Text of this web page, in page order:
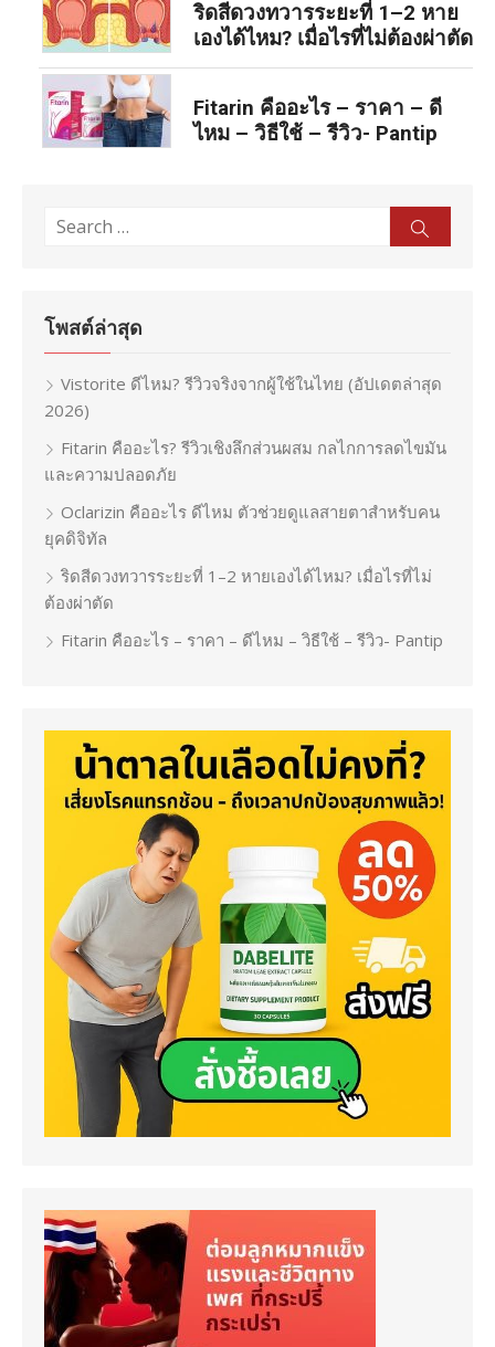
ริดสีดวงทวารระยะที่ 1–2 หาย
เองได้ไหม? เมื่อไรที่ไม่ต้องผ่าตัด
Fitarin คืออะไร – ราคา – ดี
ไหม – วิธีใช้ – รีวิว- Pantip
Search
โพสต์ล่าสุด
Vistorite ดีไหม? รีวิวจริงจากผู้ใช้ในไทย (อัปเดตล่าสุด
2026)
Fitarin คืออะไร? รีวิวเชิงลึกส่วนผสม กลไกการลดไขมัน
และความปลอดภัย
Oclarizin คืออะไร ดีไหม ตัวช่วยดูแลสายตาสำหรับคน
ยุคดิจิทัล
ริดสีดวงทวารระยะที่ 1–2 หายเองได้ไหม? เมื่อไรที่ไม่
ต้องผ่าตัด
Fitarin คืออะไร – ราคา – ดีไหม – วิธีใช้ – รีวิว- Pantip